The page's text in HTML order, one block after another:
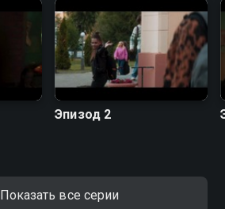
Эпизод 2
Показать все серии